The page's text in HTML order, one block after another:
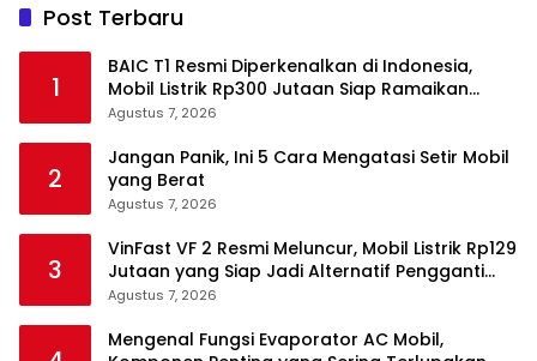
Post Terbaru
1
BAIC T1 Resmi Diperkenalkan di Indonesia,
Mobil Listrik Rp300 Jutaan Siap Ramaikan
Pasar EV
Agustus 7, 2026
2
Jangan Panik, Ini 5 Cara Mengatasi Setir Mobil
yang Berat
Agustus 7, 2026
3
VinFast VF 2 Resmi Meluncur, Mobil Listrik Rp129
Jutaan yang Siap Jadi Alternatif Pengganti
Motor
Agustus 7, 2026
Mengenal Fungsi Evaporator AC Mobil,